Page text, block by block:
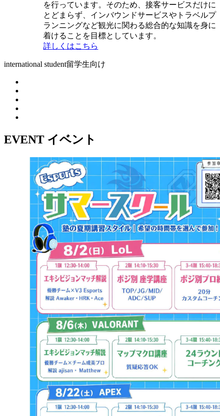
を行っています。そのため、接客サービスだけに
とどまらず、インバウンドサービスやトラベルプ
ランニングなど観光に関わる総合的な知識を身に
着けることを目標としています。
詳しくはこちら
international student留学生向け
EVENT イベント